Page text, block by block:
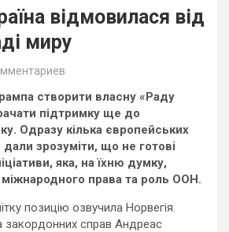
відмовилася від
миру
створити власну «Раду
підтримку ще до
Одразу кілька європейських
зрозуміти, що не готові
яка, на їхню думку,
права та роль ООН.
позицію озвучила Норвегія.
закордонних справ Андреас